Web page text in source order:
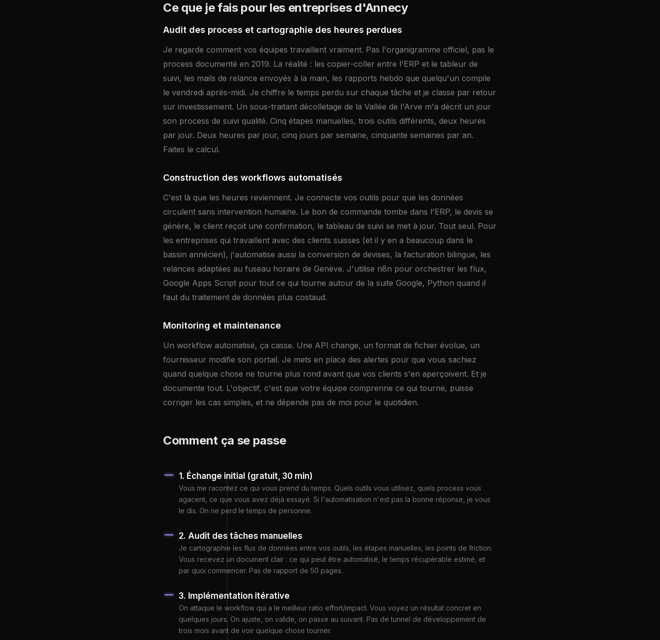
Ce que je fais pour les entreprises d'Annecy
Audit des process et cartographie des heures perdues
Je regarde comment vos équipes travaillent vraiment. Pas l'organigramme officiel, pas le
process documenté en 2019. La réalité : les copier-coller entre l'ERP et le tableur de
suivi, les mails de relance envoyés à la main, les rapports hebdo que quelqu'un compile
le vendredi après-midi. Je chiffre le temps perdu sur chaque tâche et je classe par retour
sur investissement. Un sous-traitant décolletage de la Vallée de l'Arve m'a décrit un jour
son process de suivi qualité. Cinq étapes manuelles, trois outils différents, deux heures
par jour. Deux heures par jour, cinq jours par semaine, cinquante semaines par an.
Faites le calcul.
Construction des workflows automatisés
C'est là que les heures reviennent. Je connecte vos outils pour que les données
circulent sans intervention humaine. Le bon de commande tombe dans l'ERP, le devis se
génère, le client reçoit une confirmation, le tableau de suivi se met à jour. Tout seul. Pour
les entreprises qui travaillent avec des clients suisses (et il y en a beaucoup dans le
bassin annécien), j'automatise aussi la conversion de devises, la facturation bilingue, les
relances adaptées au fuseau horaire de Genève. J'utilise n8n pour orchestrer les flux,
Google Apps Script pour tout ce qui tourne autour de la suite Google, Python quand il
faut du traitement de données plus costaud.
Monitoring et maintenance
Un workflow automatisé, ça casse. Une API change, un format de fichier évolue, un
fournisseur modifie son portail. Je mets en place des alertes pour que vous sachiez
quand quelque chose ne tourne plus rond avant que vos clients s'en aperçoivent. Et je
documente tout. L'objectif, c'est que votre équipe comprenne ce qui tourne, puisse
corriger les cas simples, et ne dépende pas de moi pour le quotidien.
Comment ça se passe
1. Échange initial (gratuit, 30 min)
Vous me racontez ce qui vous prend du temps. Quels outils vous utilisez, quels process vous
agacent, ce que vous avez déjà essayé. Si l'automatisation n'est pas la bonne réponse, je vous
le dis. On ne perd le temps de personne.
2. Audit des tâches manuelles
Je cartographie les flux de données entre vos outils, les étapes manuelles, les points de friction.
Vous recevez un document clair : ce qui peut être automatisé, le temps récupérable estimé, et
par quoi commencer. Pas de rapport de 50 pages.
3. Implémentation itérative
On attaque le workflow qui a le meilleur ratio effort/impact. Vous voyez un résultat concret en
quelques jours. On ajuste, on valide, on passe au suivant. Pas de tunnel de développement de
trois mois avant de voir quelque chose tourner.